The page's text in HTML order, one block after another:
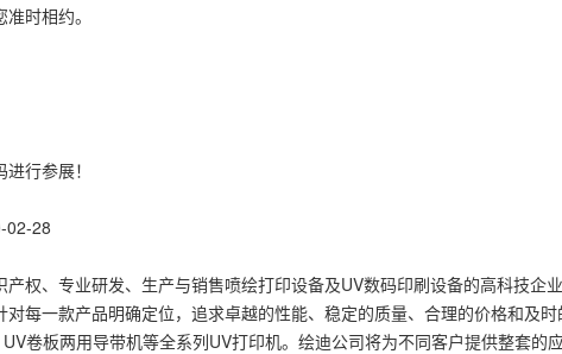
时相约。
行参展！
02-28
产权、专业研发、生产与销售喷绘打印设备及UV数码印刷设备的高科技企
每一款产品明确定位，追求卓越的性能、稳定的质量、合理的价格和及时
卷板两用导带机等全系列UV打印机。绘迪公司将为不同客户提供整套的